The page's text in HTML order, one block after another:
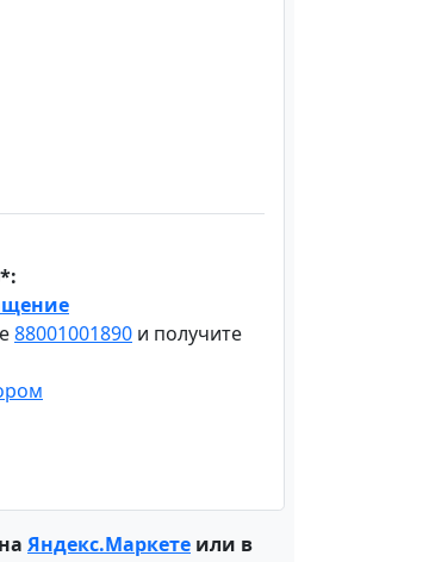
88001001890 и получите
Яндекс.Маркете или в